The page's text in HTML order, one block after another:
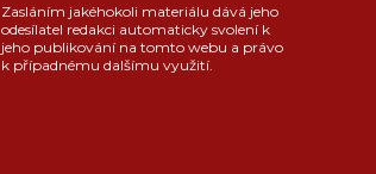
Zasláním jakéhokoli materiálu dává jeho
odesílatel redakci automaticky svolení k
jeho publikování na tomto webu a právo
k případnému dalšímu využití.